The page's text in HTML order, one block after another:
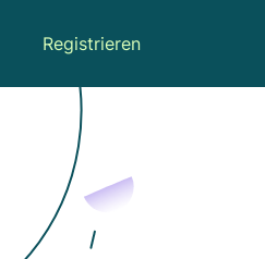
Registrieren